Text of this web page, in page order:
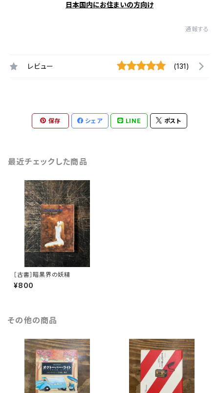
日本国内にお住まいの方向け
通報する
レビュー (131)
保存 シェア LINE ポスト
最近チェックした商品
［古書］暗黒界の妖精
¥800
その他の商品